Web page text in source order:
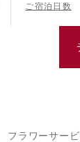
ご宿泊日数
フラワーサー